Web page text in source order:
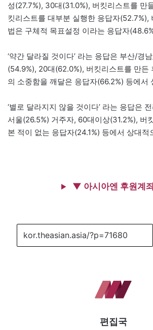
성(27.7%), 30대(31.0%), 버킷리스트를 만
킷리스트를 대부분 실행한 응답자(52.7%),
법은 구체적 목표설정 이라는 응답자
‘약간 달라질 것이다’ 라는 응답은 부산/경
(54.9%), 20대(62.0%), 버킷리스트를 만든
의 소중함을 깨달은 응답자(66.2%) 등에서
‘별로 달라지지 않을 것이다’ 라는 응답은
서울(26.5%) 거주자, 60대이상(31.2%), 버
본 적이 없는 응답자(24.1%) 등에서 상대적
▼ 아시아엔 후원계
편집국